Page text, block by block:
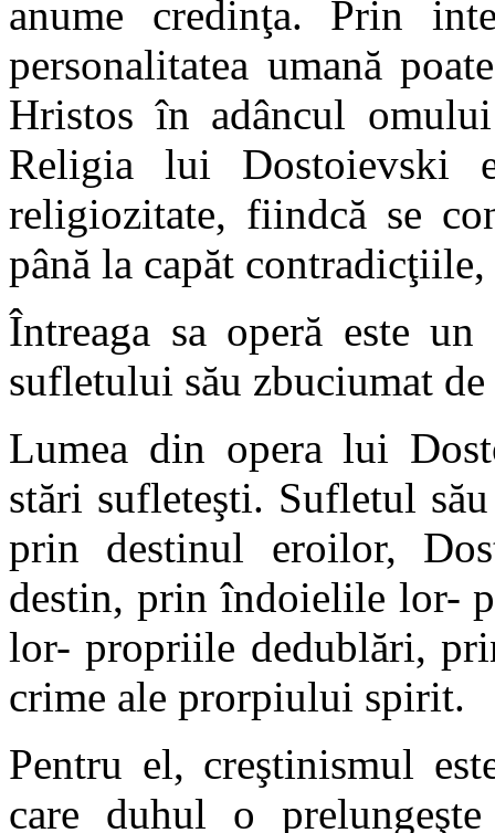
anume credinţa. Prin
personalitatea umană
Hristos în adâncul
Religia lui Dostoievski
religiozitate, fiindcă se
până la capăt contradicţiile,
Întreaga sa operă este
sufletului său zbuciumat
Lumea din opera lui
stări sufleteşti. Sufletul
prin destinul eroilor,
destin, prin îndoielile lor-
lor- propriile dedublări,
crime ale prorpiului spirit.
Pentru el, creştinismul
care duhul o